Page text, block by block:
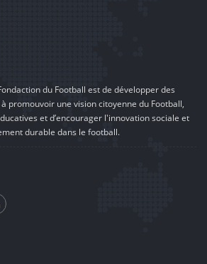
du Football est de développer des
promouvoir une vision citoyenne du Football,
et d’encourager l'innovation sociale et
durable dans le football.